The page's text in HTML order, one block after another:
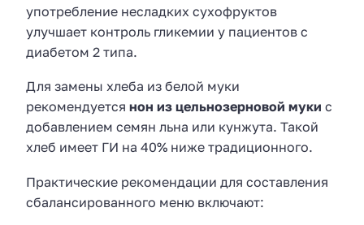
употребление несладких сухофруктов
улучшает контроль гликемии у пациентов с
диабетом 2 типа.
Для замены хлеба из белой муки
рекомендуется нон из цельнозерновой муки с
добавлением семян льна или кунжута. Такой
хлеб имеет ГИ на 40% ниже традиционного.
Практические рекомендации для составления
сбалансированного меню включают: